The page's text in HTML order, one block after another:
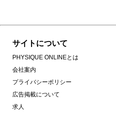
サイトについて
PHYSIQUE ONLINEとは
会社案内
プライバシーポリシー
広告掲載について
求人